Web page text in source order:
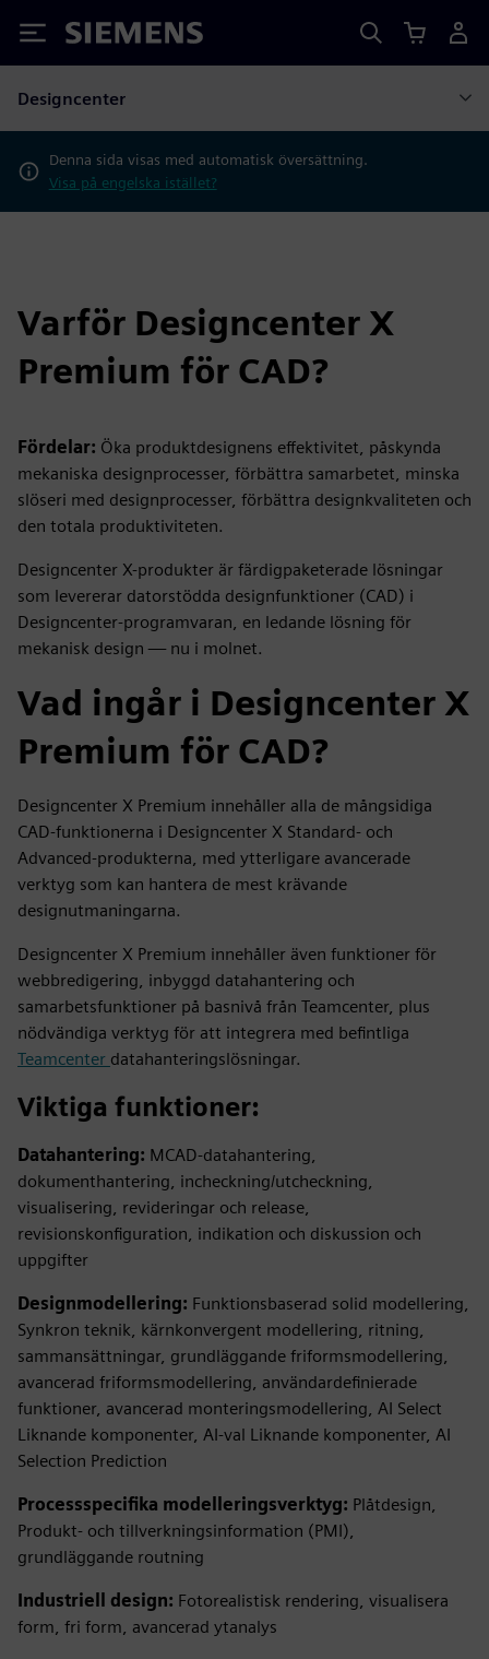
Siemens
Designcenter
Denna sida visas med automatisk översättning.
Visa på engelska istället?
Varför Designcenter X
Premium för CAD?
Fördelar: Öka produktdesignens effektivitet, påskynda
mekaniska designprocesser, förbättra samarbetet, minska
slöseri med designprocesser, förbättra designkvaliteten och
den totala produktiviteten.
Designcenter X-produkter är färdigpaketerade lösningar
som levererar datorstödda designfunktioner (CAD) i
Designcenter-programvaran, en ledande lösning för
mekanisk design — nu i molnet.
Vad ingår i Designcenter X
Premium för CAD?
Designcenter X Premium innehåller alla de mångsidiga
CAD-funktionerna i Designcenter X Standard- och
Advanced-produkterna, med ytterligare avancerade
verktyg som kan hantera de mest krävande
designutmaningarna.
Designcenter X Premium innehåller även funktioner för
webbredigering, inbyggd datahantering och
samarbetsfunktioner på basnivå från Teamcenter, plus
nödvändiga verktyg för att integrera med befintliga
Teamcenter datahanteringslösningar.
Viktiga funktioner:
Datahantering: MCAD-datahantering,
dokumenthantering, incheckning/utcheckning,
visualisering, revideringar och release,
revisionskonfiguration, indikation och diskussion och
uppgifter
Designmodellering: Funktionsbaserad solid modellering,
Synkron teknik, kärnkonvergent modellering, ritning,
sammansättningar, grundläggande friformsmodellering,
avancerad friformsmodellering, användardefinierade
funktioner, avancerad monteringsmodellering, AI Select
Liknande komponenter, AI-val Liknande komponenter, AI
Selection Prediction
Processspecifika modelleringsverktyg: Plåtdesign,
Produkt- och tillverkningsinformation (PMI),
grundläggande routning
Industriell design: Fotorealistisk rendering, visualisera
form, fri form, avancerad ytanalys